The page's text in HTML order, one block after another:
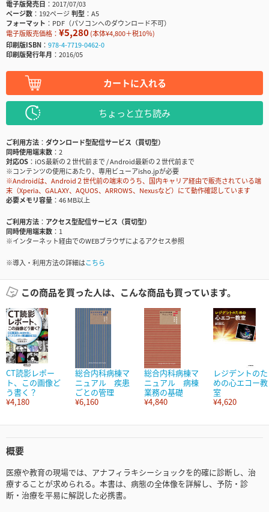
電子版発売日
2017/07/03
ページ数
192ページ判型
A5
フォーマット
PDF（パソコンへのダウンロード不可）
電子版販売価格： ¥5,280(本体¥4,800＋税10％)
印刷版ISBN
978-4-7719-0462-0
印刷版発行年月
2016/05
カートに入れる
ちょっと立ち読み
ご利用方法
ダウンロード型配信サービス（買切型）
同時使用端末数
2
対応OS
iOS最新の２世代前まで / Android最新の２世代前まで
※コンテンツの使用にあたり、専用ビューアisho.jpが必要
※Androidは、Android２世代前の端末のうち、国内キャリア経由で販売されている端
末（Xperia、GALAXY、AQUOS、ARROWS、Nexusなど）にて動作確認しています
必要メモリ容量
46 MB以上
ご利用方法
アクセス型配信サービス（買切型）
同時使用端末数
1
※インターネット経由でのWEBブラウザによるアクセス参照
※導入・利用方法の詳細はこちら
この商品を買った人は、こんな商品も買っています。
CT読影レポー
ト、この画像ど
う書く？
¥4,180
総合内科病棟マ
ニュアル 疾患
ごとの管理
¥6,160
総合内科病棟マ
ニュアル 病棟
業務の基礎
¥4,840
レジデントのた
めの心エコー教
室
¥4,620
概要
医療や教育の現場では、アナフィラキシーショックを的確に診断し、治
療することが求められる。本書は、病態の全体像を詳解し、予防・診
断・治療を平易に解説した必携書。